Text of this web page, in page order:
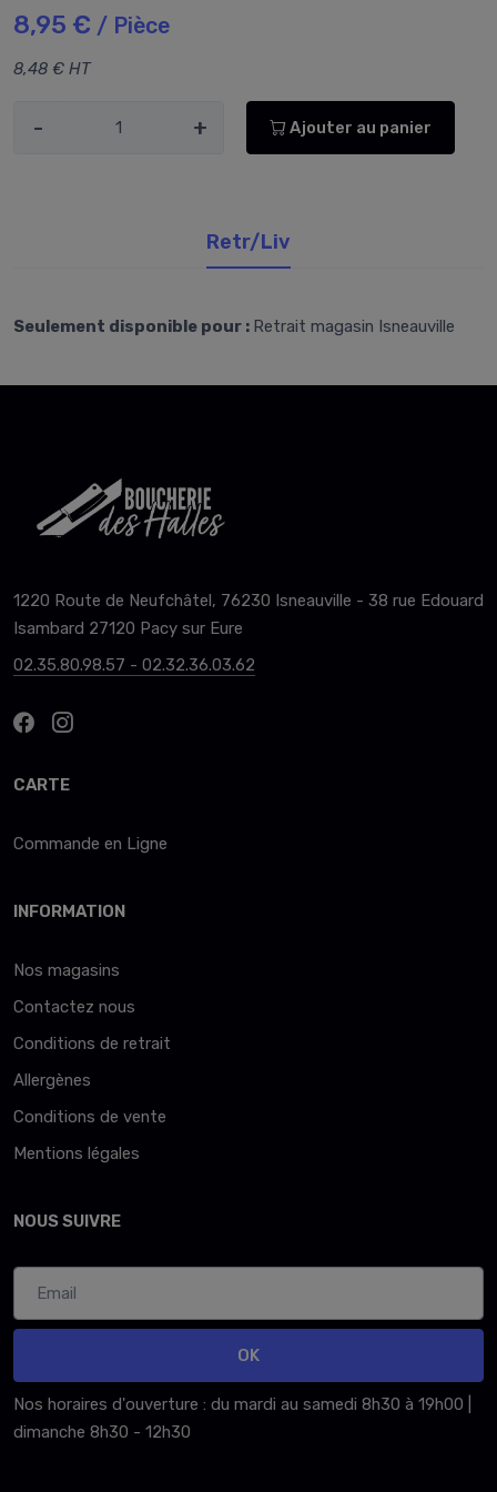
8,95 € / Pièce
8,48 € HT
- + Ajouter au panier
Retr/Liv
Seulement disponible pour : Retrait magasin Isneauville
1220 Route de Neufchâtel, 76230 Isneauville - 38 rue Edouard
Isambard 27120 Pacy sur Eure
02.35.80.98.57 - 02.32.36.03.62
CARTE
Commande en Ligne
INFORMATION
Nos magasins
Contactez nous
Conditions de retrait
Allergènes
Conditions de vente
Mentions légales
NOUS SUIVRE
OK
Nos horaires d'ouverture : du mardi au samedi 8h30 à 19h00 |
dimanche 8h30 - 12h30